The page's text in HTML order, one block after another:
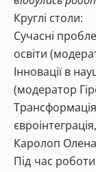
Круглі столи:
Сучасні
освіти
Інновації в
(модератор
Каролоп
Під час роботи